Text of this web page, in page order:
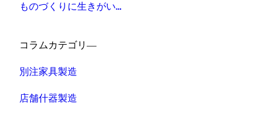
ものづくりに生きがい…
コラムカテゴリ―
別注家具製造
店舗什器製造